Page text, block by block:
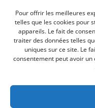
Pour offrir les meilleures
telles que les cookies pour
appareils. Le fait de
traiter des données telles
uniques sur ce site. Le
consentement peut avoir